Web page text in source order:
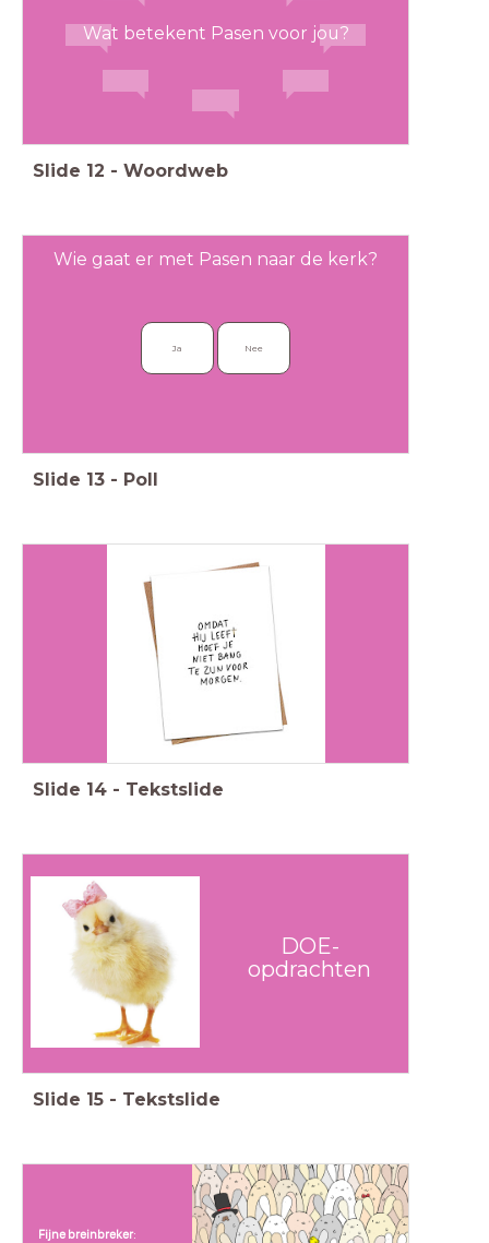
Wat betekent Pasen voor jou?
Slide 12 - Woordweb
Wie gaat er met Pasen naar de kerk?
Ja Nee
Slide 13 - Poll
Slide 14 - Tekstslide
DOE-
opdrachten
Slide 15 - Tekstslide
Fijne breinbreker: